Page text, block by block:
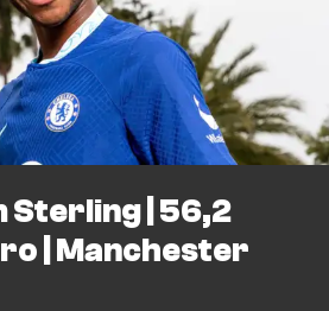
Sterling | 56,2
| Manchester